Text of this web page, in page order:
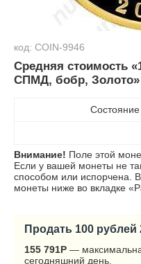
код: COIN-9946
Средняя стоимость
СПМД, бобр, Золото»
Состояние
Внимание! Поле этой
Если у вашей монеты не
способом или испорчена.
монеты ниже во вкладке
Продать 100
155 791Р —
сегодняшний день.